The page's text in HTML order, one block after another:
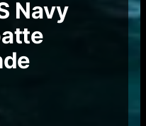
Navy